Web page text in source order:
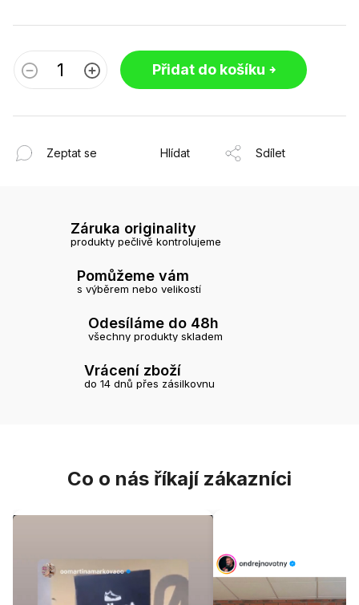
Přidat do košíku
Zeptat se Hlídat Sdílet
Záruka originality
produkty pečlivě kontrolujeme
Pomůžeme vám
s výběrem nebo velikostí
Odesíláme do 48h
všechny produkty skladem
Vrácení zboží
do 14 dnů přes zásilkovnu
Co o nás říkají zákazníci